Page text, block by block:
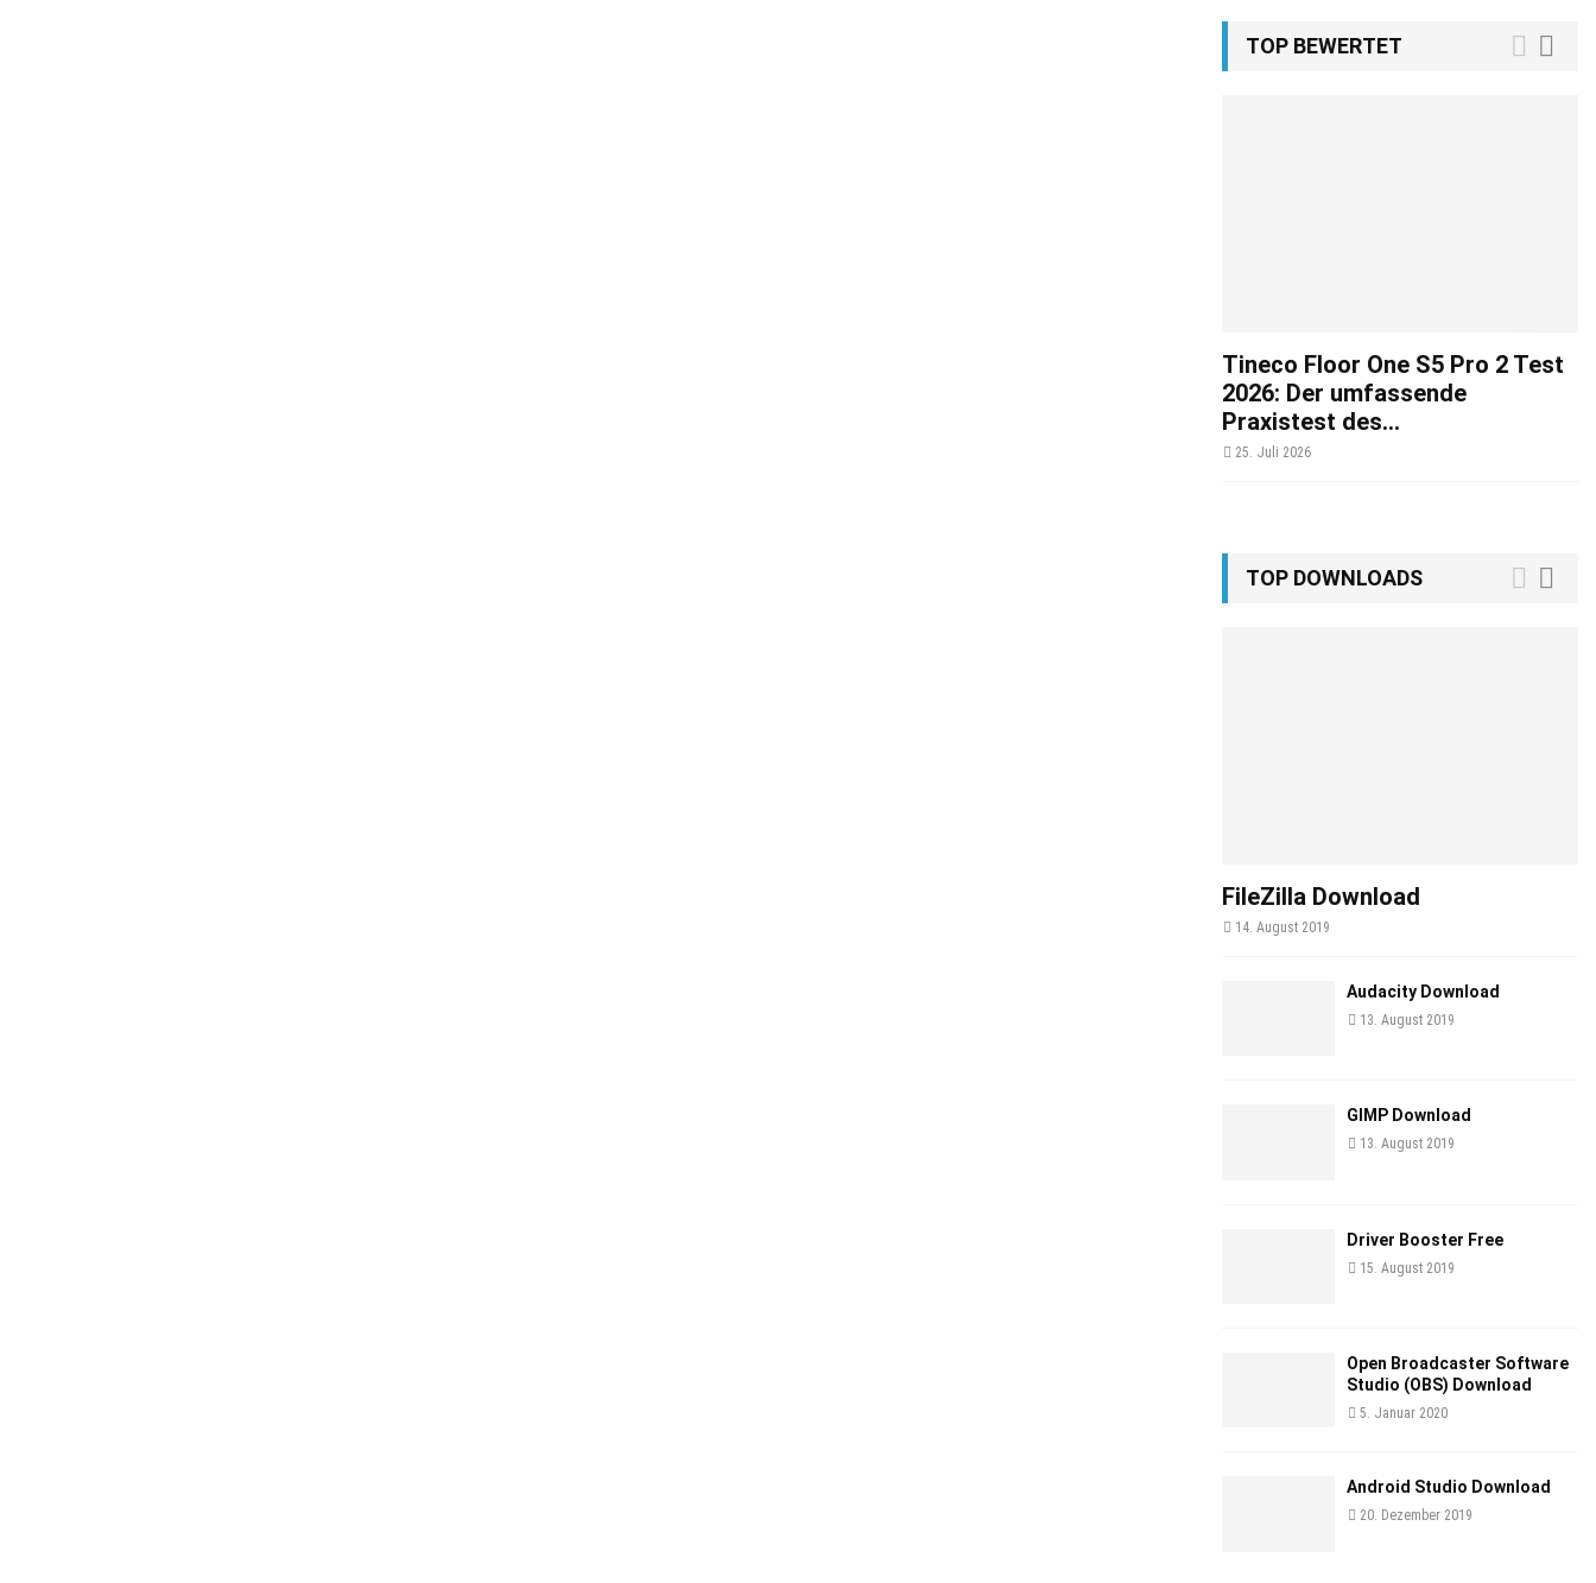
TOP BEWERTET
Tineco Floor One S5 Pro 2 Test
2026: Der umfassende
Praxistest des...
25. Juli 2026
TOP DOWNLOADS
FileZilla Download
14. August 2019
Audacity Download
13. August 2019
GIMP Download
13. August 2019
Driver Booster Free
15. August 2019
Open Broadcaster Software
Studio (OBS) Download
5. Januar 2020
Android Studio Download
20. Dezember 2019